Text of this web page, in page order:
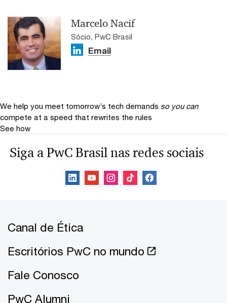
Marcelo Nacif
Sócio, PwC Brasil
Email
We help you meet tomorrow’s tech demands so you can
compete at a speed that rewrites the rules
See how
Siga a PwC Brasil nas redes sociais
Canal de Ética
Escritórios PwC no mundo
Fale Conosco
PwC Alumni